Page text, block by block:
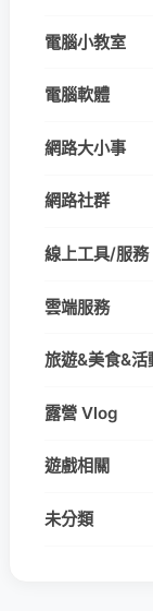
電腦小教室
電腦軟體
網路大小事
網路社群
線上工具/服務
雲端服務
旅遊&美食&活
露營 Vlog
遊戲相關
未分類